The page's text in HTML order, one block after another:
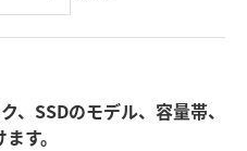
、SSDのモデル、容量帯、
す。